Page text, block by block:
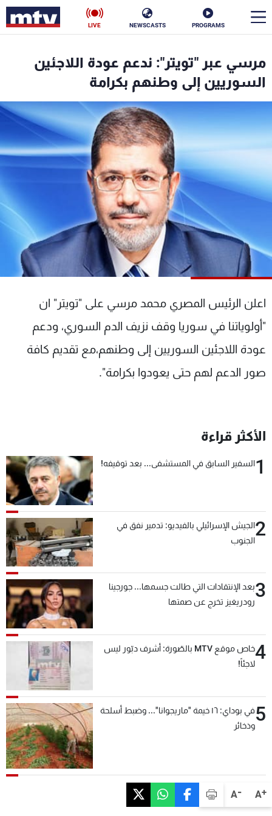
PROGRAMS
NEWSCASTS
LIVE
A+
A-
مرسي عبر "تويتر": ندعم عودة اللاجئين
السوريين إلى وطنهم بكرامة
اعلن الرئيس المصري محمد مرسي على "تويتر" ان
"أولوياتنا في سوريا وقف نزيف الدم السوري، ودعم
عودة اللاجئين السوريين إلى وطنهم،مع تقديم كافة
صور الدعم لهم حتى يعودوا بكرامة".
الأكثر قراءة
1السفير السابق في المستشفى... بعد توقيفه!
2الجيش الإسرائيلي بالفيديو: تدمير نفق في
الجنوب
3بعد الإنتقادات التي طالت جسمها... جورجينا
رودريغيز تخرج عن صمتها
4
خاص موقع MTV بالصّورة: أشرف دبّور ليس
لاجئاً!
5
في بوداي: ١٦ خيمة "ماريجوانا"... وضبط أسلحة
وذخائر
الأخبار
ناس
إقتصاد فن
منوعات رياضة
كأس العالم
البرامج
جدول البرامج
الترددات
الإنـتـاج
لاعلاناتكم
تواصل معنا
شروط الإسـتخدام
سياسة الخصوصية